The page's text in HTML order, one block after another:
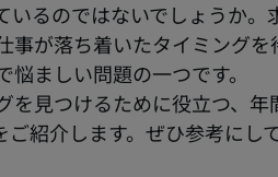
るのではないでしょうか。
が落ち着いたタイミングを
ましい問題の一つです。
を見つけるために役立つ、年
紹介します。ぜひ参考にし